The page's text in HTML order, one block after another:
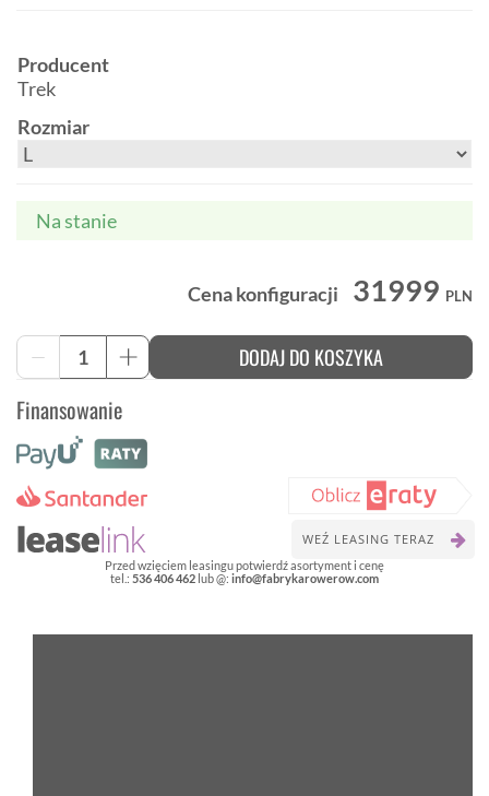
Producent
Trek
Rozmiar
Na stanie
Cena konfiguracji 31999 PLN
-
ilość
Trek
SL
7
AXS
gravel
karbon
suspension
+ DODAJ DO KOSZYKA
Finansowanie
WEŹ LEASING TERAZ
Przed wzięciem leasingu potwierdź asortyment i cenę
tel.: 536 406 462 lub @: info@fabrykarowerow.com